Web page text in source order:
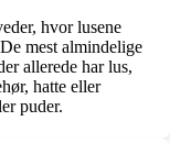
hvor lusene
mest almindelige
allerede har lus,
hatte eller
puder.